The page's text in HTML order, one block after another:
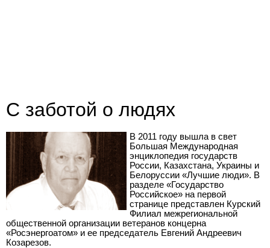
С заботой о людях
В 2011 году вышла в свет
Большая Международная
энциклопедия государств
России, Казахстана, Украины и
Белоруссии «Лучшие люди». В
разделе «Государство
Российское» на первой
странице представлен Курский
Филиал межрегиональной
общественной организации ветеранов концерна
«Росэнергоатом» и ее председатель Евгений Андреевич
Козарезов.